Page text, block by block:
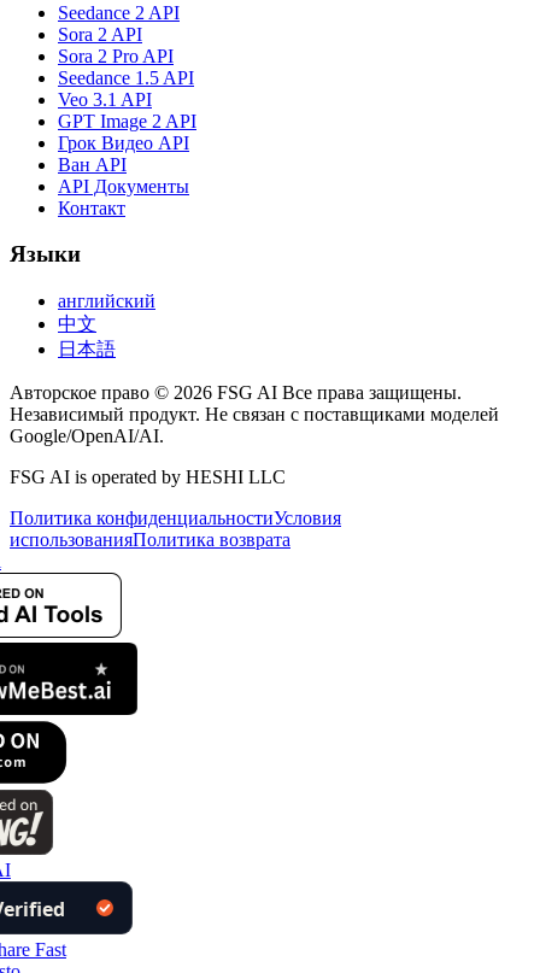
Seedance 2 API
Sora 2 API
Sora 2 Pro API
Seedance 1.5 API
Veo 3.1 API
GPT Image 2 API
Грок Видео API
Ван API
API Документы
Контакт
Языки
английский
中文
日本語
Авторское право © 2026 FSG AI Все права защищены.
Независимый продукт. Не связан с поставщиками моделей
Google/OpenAI/AI.
FSG AI is operated by HESHI LLC
Политика конфиденциальностиУсловия
использованияПолитика возврата